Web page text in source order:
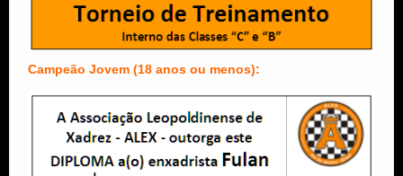
Campeão Jovem (18 anos ou menos):